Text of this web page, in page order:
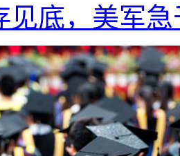
见底，美军